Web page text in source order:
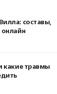
составы,
онлайн
какие травмы